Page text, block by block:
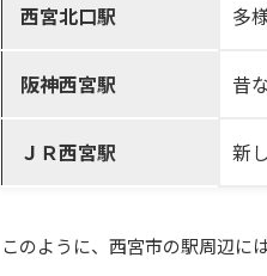
西宮北口駅 多
阪神西宮駅 昔
ＪＲ西宮駅 新
このように、西宮市の駅周辺に